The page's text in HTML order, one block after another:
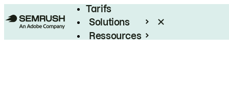
Tarifs
Solutions
Ressources